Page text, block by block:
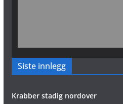
Siste innlegg
Krabber stadig nordover